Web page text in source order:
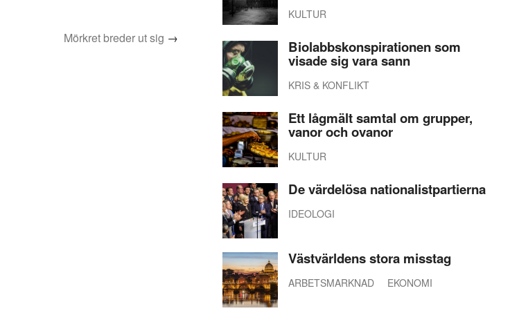
Mörkret breder ut sig →
KULTUR
Biolabbskonspirationen som
visade sig vara sann
KRIS & KONFLIKT
Ett lågmält samtal om grupper,
vanor och ovanor
KULTUR
De värdelösa nationalistpartierna
IDEOLOGI
Västvärldens stora misstag
ARBETSMARKNAD EKONOMI